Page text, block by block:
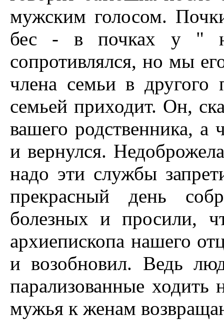
мужским голосом.
бес - в почках у "
сопротивлялся, но мы
члена семьи в другого
семьей приходит. Он,
вашего родственника, а
и вернулся.
надо эти службы
прекрасный день
болезных и просили,
архиепископа нашего
и возобновил. Ведь
парализованные ходить
мужья к женам